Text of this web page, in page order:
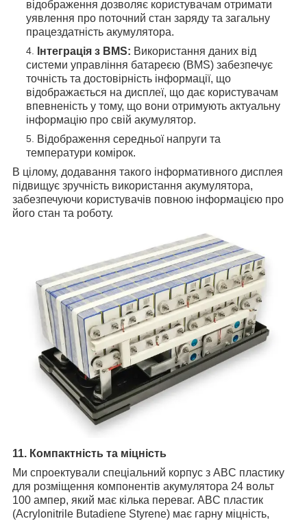
відображення дозволяє користувачам отримати
уявлення про поточний стан заряду та загальну
працездатність акумулятора.
Інтеграція з BMS: Використання даних від
системи управління батареєю (BMS) забезпечує
точність та достовірність інформації, що
відображається на дисплеї, що дає користувачам
впевненість у тому, що вони отримують актуальну
інформацію про свій акумулятор.
Відображення середньої напруги та
температури комірок.
В цілому, додавання такого інформативного дисплея
підвищує зручність використання акумулятора,
забезпечуючи користувачів повною інформацією про
його стан та роботу.
11. Компактність та міцність
Ми спроектували спеціальний корпус з ABC пластику
для розміщення компонентів акумулятора 24 вольт
100 ампер, який має кілька переваг. ABC пластик
(Acrylonitrile Butadiene Styrene) має гарну міцність,